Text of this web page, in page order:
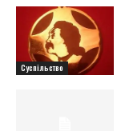
Суспільство